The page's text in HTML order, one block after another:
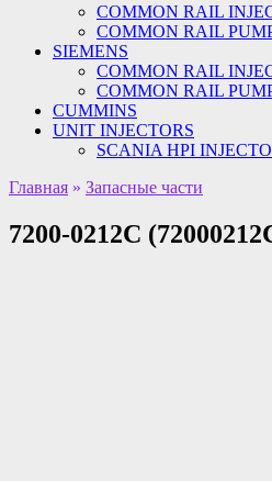
COMMON RAIL
COMMON RAIL
SIEMENS
COMMON RAIL
COMMON RAIL
CUMMINS
UNIT INJECTORS
SCANIA HPI
Главная » Запасные части
7200-0212C